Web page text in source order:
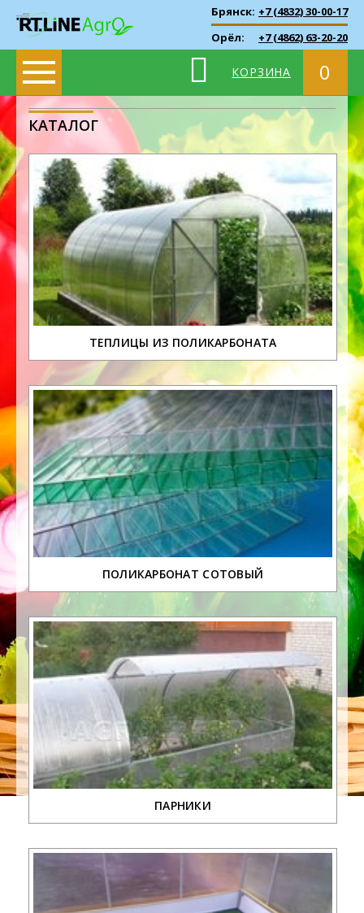
Брянск: +7 (4832) 30-00-17
Орёл:
+7 (4862) 63-20-20
КОРЗИНА 0
КАТАЛОГ
ТЕПЛИЦЫ ИЗ ПОЛИКАРБОНАТА
ПОЛИКАРБОНАТ СОТОВЫЙ
ПАРНИКИ